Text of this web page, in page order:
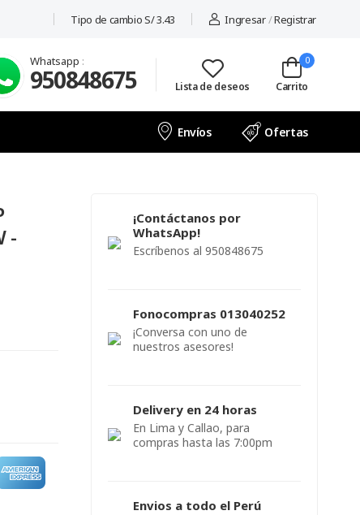
Tipo de cambio S/ 3.43 Ingresar /Registrar
Whatsapp :
950848675 Lista de deseos
0
Carrito
Envíos Ofertas
-
¡Contáctanos por
WhatsApp!
Escríbenos al 950848675
Fonocompras 013040252
¡Conversa con uno de
nuestros asesores!
Delivery en 24 horas
En Lima y Callao, para
compras hasta las 7:00pm
Envios a todo el Perú